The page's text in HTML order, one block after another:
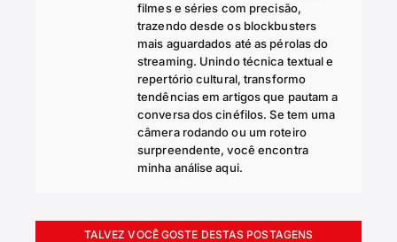
filmes e séries com precisão,
trazendo desde os blockbusters
mais aguardados até as pérolas do
streaming. Unindo técnica textual e
repertório cultural, transformo
tendências em artigos que pautam a
conversa dos cinéfilos. Se tem uma
câmera rodando ou um roteiro
surpreendente, você encontra
minha análise aqui.
TALVEZ VOCÊ GOSTE DESTAS POSTAGENS